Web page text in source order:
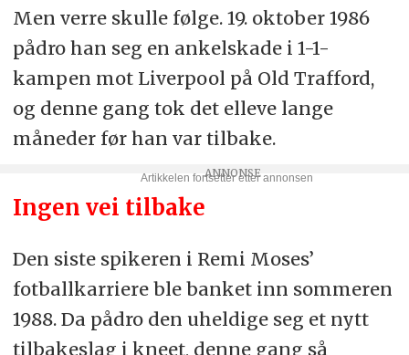
Men verre skulle følge. 19. oktober 1986
pådro han seg en ankelskade i 1-1-
kampen mot Liverpool på Old Trafford,
og denne gang tok det elleve lange
måneder før han var tilbake.
Ingen vei tilbake
Den siste spikeren i Remi Moses’
fotballkarriere ble banket inn sommeren
1988. Da pådro den uheldige seg et nytt
tilbakeslag i kneet, denne gang så